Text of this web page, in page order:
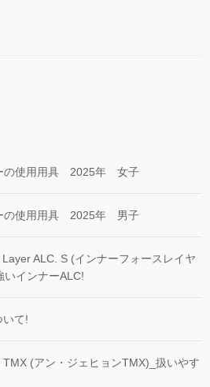
の使用用具 2025年 女子
の使用用具 2025年 男子
ALC. S (インナーフォースレイヤ
いインナーALC!
いて!
(アン・ジェヒョンTMX)_扱いやす